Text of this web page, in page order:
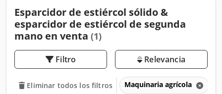
Esparcidor de estiércol sólido &
esparcidor de estiércol de segunda
mano en venta (1)
Filtro Relevancia
Eliminar todos los filtros Maquinaria agrícola